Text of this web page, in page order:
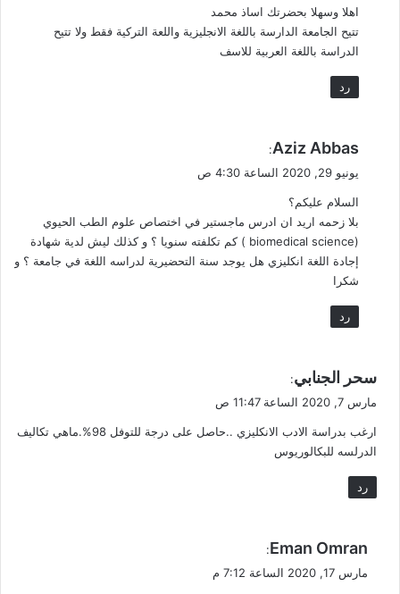
ل
اهلا وسهلا بحضرتك اساذ محمد
تتيح الجامعة الدارسة باللغة الانجليزية واللعة التركية فقط ولا تتيح
الدراسة باللغة العربية للاسف
رد
ي
ل
Aziz Abbas
:
يونيو 29, 2020 الساعة 4:30 ص
السلام عليكم؟
بلا زحمه اريد ان ادرس ماجستير في اختصاص علوم الطب الحيوي
(biomedical science ) كم تكلفته سنويا ؟ و كذلك ليش لدية شهادة
إجادة اللغة انكليزي هل يوجد سنة التحضيرية لدراسه اللغة في جامعة ؟ و
شكرا
رد
ي
ل
سحر الجنابي:
مارس 7, 2020 الساعة 11:47 ص
ارغب بدراسة الادب الانكليزي ..حاصل على درجة للتوفل 98%.ماهي تكاليف
الدرلسه للبكالوريوس
رد
يEman Omran
:
مارس 17, 2020 الساعة 7:12 م